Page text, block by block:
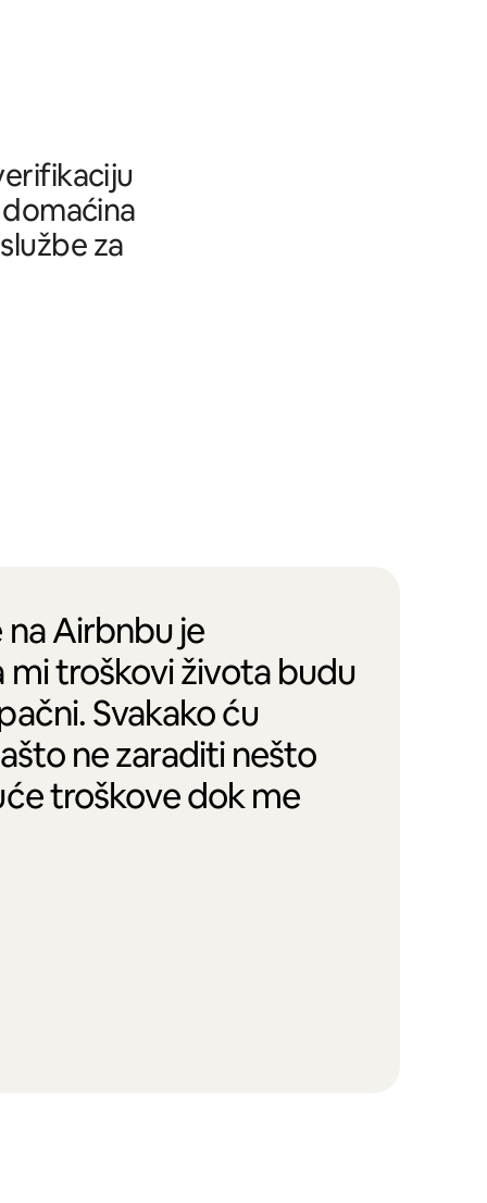
za
na Airbnbu je
troškovi života budu
Svakako ću
ne zaraditi nešto
troškove dok me